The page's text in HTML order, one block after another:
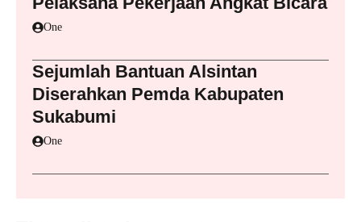
One
Sejumlah Bantuan Alsintan
Diserahkan Pemda Kabupaten
Sukabumi
One